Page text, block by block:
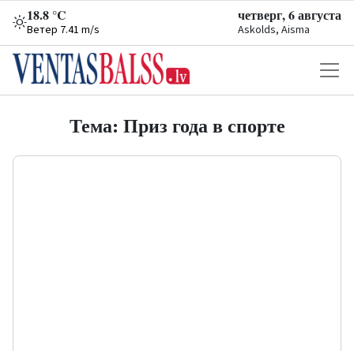
18.8 °C
Ветер 7.41 m/s
четверг, 6 августа
Askolds, Aisma
Тема: Приз года в спорте